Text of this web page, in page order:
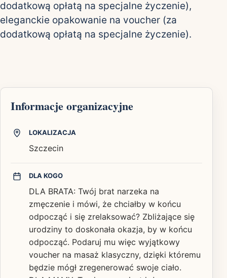
dodatkową opłatą na specjalne życzenie),
eleganckie opakowanie na voucher (za
dodatkową opłatą na specjalne życzenie).
Informacje organizacyjne
LOKALIZACJA
Szczecin
DLA KOGO
DLA BRATA: Twój brat narzeka na
zmęczenie i mówi, że chciałby w końcu
odpocząć i się zrelaksować? Zbliżające się
urodziny to doskonała okazja, by w końcu
odpocząć. Podaruj mu więc wyjątkowy
voucher na masaż klasyczny, dzięki któremu
będzie mógł zregenerować swoje ciało.